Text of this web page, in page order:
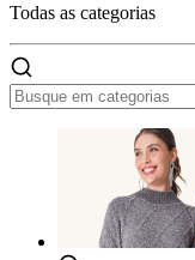
Todas as categorias